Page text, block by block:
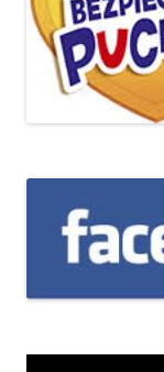
Odtwarzacz